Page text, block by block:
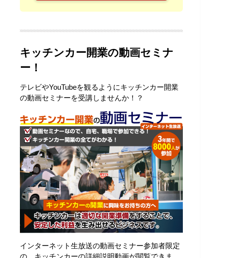
キッチンカー開業の動画セミナ
ー！
テレビやYouTubeを観るようにキッチンカー開業
の動画セミナーを受講しませんか！？
インターネット生放送の動画セミナー参加者限定
の、キッチンカーの詳細説明動画が閲覧できま